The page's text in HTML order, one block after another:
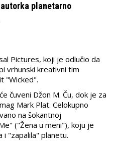
planetarno
Pictures, koji je odlučio da
vrhunski kreativni tim
"Wicked".
čuveni Džon M. Ču, dok je za
Mark Plat. Celokupno
na šokantnoj
("Žena u meni"), koju je
i "zapalila" planetu.